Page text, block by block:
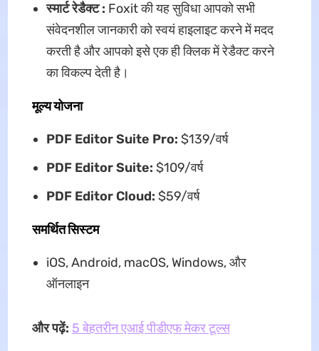
स्मार्ट रेडैक्ट : Foxit की यह सुविधा आपको सभी
संवेदनशील जानकारी को स्वयं हाइलाइट करने में मदद
करती है और आपको इसे एक ही क्लिक में रेडैक्ट करने
का विकल्प देती है।
मूल्य योजना
PDF Editor Suite Pro: $139/वर्ष
PDF Editor Suite: $109/वर्ष
PDF Editor Cloud: $59/वर्ष
समर्थित सिस्टम
iOS, Android, macOS, Windows, और
ऑनलाइन
और पढ़ें: 5 बेहतरीन एआई पीडीएफ मेकर टूल्स